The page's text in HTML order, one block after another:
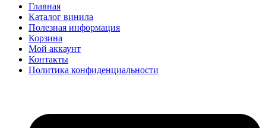
Главная
Каталог винила
Полезная информация
Корзина
Мой аккаунт
Контакты
Политика конфиденциальности